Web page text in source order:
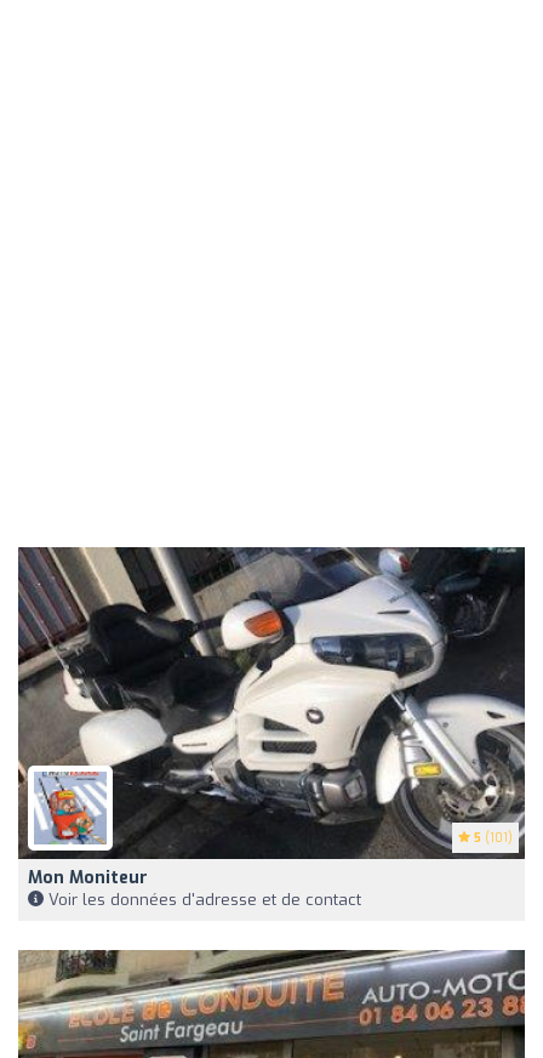
5 (101)
Mon Moniteur
Voir les données d'adresse et de contact